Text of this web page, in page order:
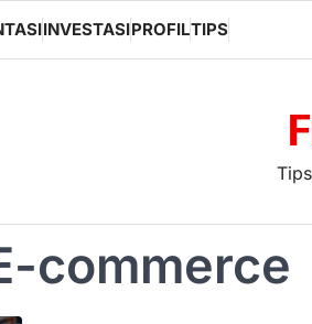
INVESTASIPROFILTIPS
commerce